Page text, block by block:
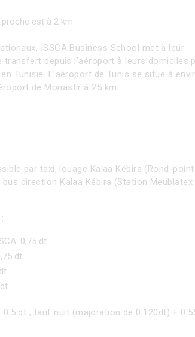
est à 2 km
ISSCA Business School met à leur
transfert depuis l’aéroport à leurs domiciles
Tunisie. L’aéroport de Tunis se situe à
de Monastir à 25 km.
par taxi, louage Kalaa Kébira (Rond-point
direction Kalaa Kébira (Station Meublatex
0,75 dt
dt
dt ; tarif nuit (majoration de 0.120dt) +